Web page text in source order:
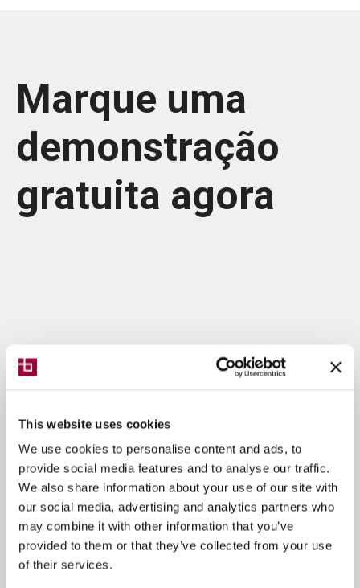
This website uses cookies
We use cookies to personalise content and ads, to
provide social media features and to analyse our traffic.
We also share information about your use of our site with
our social media, advertising and analytics partners who
may combine it with other information that you’ve
provided to them or that they’ve collected from your use
of their services.
Marque uma
demonstração
gratuita agora